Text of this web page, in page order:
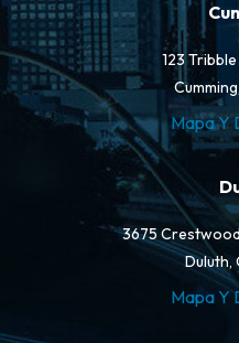
123
Mapa Y
3675
Duluth,
Mapa Y